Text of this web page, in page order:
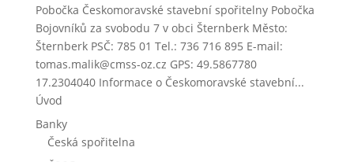
Pobočka Českomoravské stavební spořitelny Pobočka
Bojovníků za svobodu 7 v obci Šternberk Město:
Šternberk PSČ: 785 01 Tel.: 736 716 895 E-mail:
tomas.malik@cmss-oz.cz GPS: 49.5867780
17.2304040 Informace o Českomoravské stavební...
Úvod
Banky
Česká spořitelna